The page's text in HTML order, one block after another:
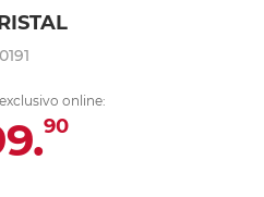
online:
90